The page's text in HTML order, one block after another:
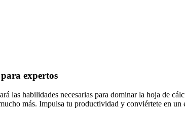
expertos
las habilidades necesarias para dominar la hoja de
más. Impulsa tu productividad y conviértete en un